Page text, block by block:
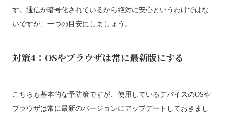
す。通信が暗号化されているから絶対に安心というわけではな
いですが、一つの目安にしましょう。
対策4：OSやブラウザは常に最新版にする
こちらも基本的な予防策ですが、使用しているデバイスのOSや
ブラウザは常に最新のバージョンにアップデートしておきまし